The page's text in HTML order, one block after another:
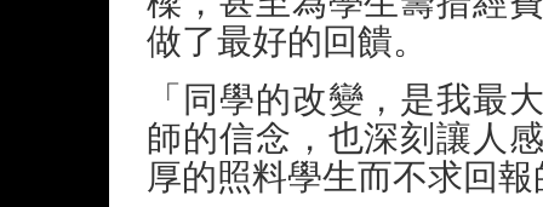
做了最好的回饋。
「同學的改變，是我最
師的信念，也深刻讓人
厚的照料學生而不求回